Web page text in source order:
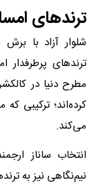
ترندهای
شلوار آزاد با
ترندهای
مطرح دنیا در
کرده‌اند؛ ترکیبی
می‌کند.
انتخاب ساناز
نیم‌نگاهی نیز به